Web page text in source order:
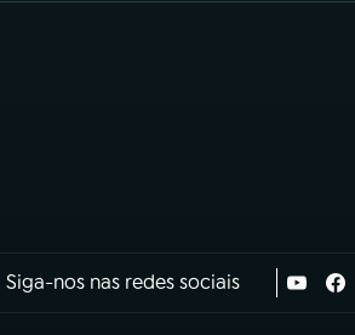
Siga-nos nas redes sociais